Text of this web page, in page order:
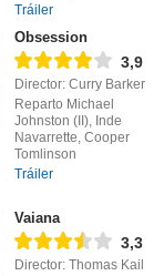
Tráiler
Obsession
3,9
Director: Curry Barker
Reparto Michael
Johnston (II), Inde
Navarrette, Cooper
Tomlinson
Tráiler
Vaiana
3,3
Director: Thomas Kail